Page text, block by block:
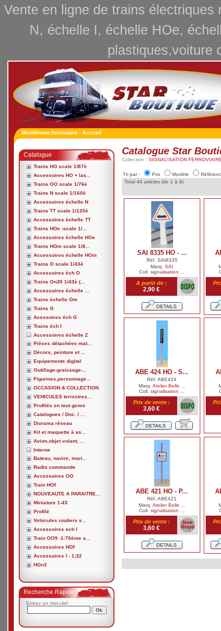
Vente en ligne de trains
N, échelle I, échelle HOe,
plastiques,voiture
Modélisme ferroviaire - Accueil
Catalogue
Trains HO scale 1/87è
Accessoires HO + las...
Trains OO scale 1/76è
Trains N scale 1/160è
Accessoires échelle N
Trains TT scale 1/120è
Accessoires échelle TT
Trains HOe -scale 1/...
Accessoires échelle HOe
Trains HOm scale 1/8...
Accessoires échelle HOm
Trains O scale 1/43è
Accessoires éch O
Trains On30 1/43è (...
Accessoires échelle ...
Trains échelle Om
Trains G
Acessoires éch G
Trains éch I
Accessoires échelle Z
Pièces détachées mat...
Décors, peinture et ...
Equipements digital
Outillage-graissage-...
Figurines,personnage...
OCCASION & COLLECTION
VEHICULES terrestres...
Profilés en tout genre
Catalogues / Doc. / ...
Diorama réseau
Kit et maquette à as...
Avion,objet volant, ...
Interne
Bateau, navire, mari...
Radio commande
Accessoires OO
Train HOf
NOUVEAUTE A PARAITRE...
Miniature 1-43
Profilé
Vehicules routiers s...
Accessoires ech I
Train OO9 -1:76ème a...
Accessoires HOf
Accessoires I - 1;32
HOn3
Recherche Rapide
Entrez un mot-clef :
Catalogue Star
Collection : SIGNALISATION
Tri par : Prix Modèle
Total 44 articles (de 1 à 9)
SAI 8335 HO - ...
Réf. SAI8335
Marq. SAI
Coll. signalisation ...
A partir de :
2,90 €
ABE 424 HO - S...
Réf. ABE424
Marq. Atelier Belle ...
Coll. signalisation ...
Prix de vente :
3,60 €
ABE 421 HO - P...
Réf. ABE421
Marq. Atelier Belle ...
Coll. signalisation ...
Prix de vente :
3,60 €